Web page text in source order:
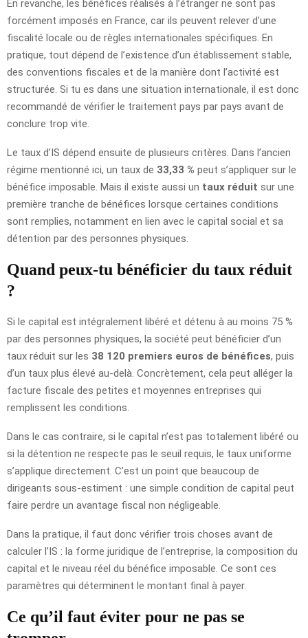
En revanche, les bénéfices réalisés à l’étranger ne sont pas
forcément imposés en France, car ils peuvent relever d’une
fiscalité locale ou de règles internationales spécifiques. En
pratique, tout dépend de l’existence d’un établissement stable,
des conventions fiscales et de la manière dont l’activité est
structurée. Si tu es dans une situation internationale, il est donc
recommandé de vérifier le traitement pays par pays avant de
conclure trop vite.
Le taux d’IS dépend ensuite de plusieurs critères. Dans l’ancien
régime mentionné ici, un taux de 33,33 % peut s’appliquer sur le
bénéfice imposable. Mais il existe aussi un taux réduit sur une
première tranche de bénéfices lorsque certaines conditions
sont remplies, notamment en lien avec le capital social et sa
détention par des personnes physiques.
Quand peux-tu bénéficier du taux réduit
?
Si le capital est intégralement libéré et détenu à au moins 75 %
par des personnes physiques, la société peut bénéficier d’un
taux réduit sur les 38 120 premiers euros de bénéfices, puis
d’un taux plus élevé au-delà. Concrètement, cela peut alléger la
facture fiscale des petites et moyennes entreprises qui
remplissent les conditions.
Dans le cas contraire, si le capital n’est pas totalement libéré ou
si la détention ne respecte pas le seuil requis, le taux uniforme
s’applique directement. C’est un point que beaucoup de
dirigeants sous-estiment : une simple condition de capital peut
faire perdre un avantage fiscal non négligeable.
Dans la pratique, il faut donc vérifier trois choses avant de
calculer l’IS : la forme juridique de l’entreprise, la composition du
capital et le niveau réel du bénéfice imposable. Ce sont ces
paramètres qui déterminent le montant final à payer.
Ce qu’il faut éviter pour ne pas se